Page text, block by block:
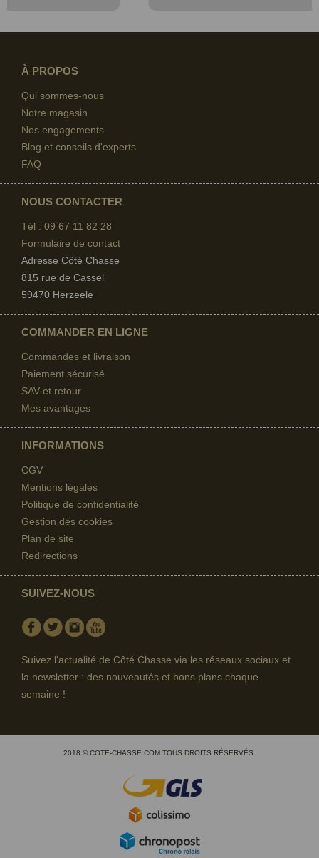
À PROPOS
Qui sommes-nous
Notre magasin
Nos engagements
Blog et conseils d'experts
FAQ
NOUS CONTACTER
Tél : 09 67 11 82 28
Formulaire de contact
Adresse Côté Chasse
815 rue de Cassel
59470 Herzeele
COMMANDER EN LIGNE
Commandes et livraison
Paiement sécurisé
SAV et retour
Mes avantages
INFORMATIONS
CGV
Mentions légales
Politique de confidentialité
Gestion des cookies
Plan de site
Redirections
SUIVEZ-NOUS
Facebook
TwitterInstagram
Suivez l'actualité de Côté Chasse via les réseaux sociaux et
la newsletter : des nouveautés et bons plans chaque
semaine !
2018 © COTE-CHASSE.COM TOUS DROITS RÉSERVÉS.